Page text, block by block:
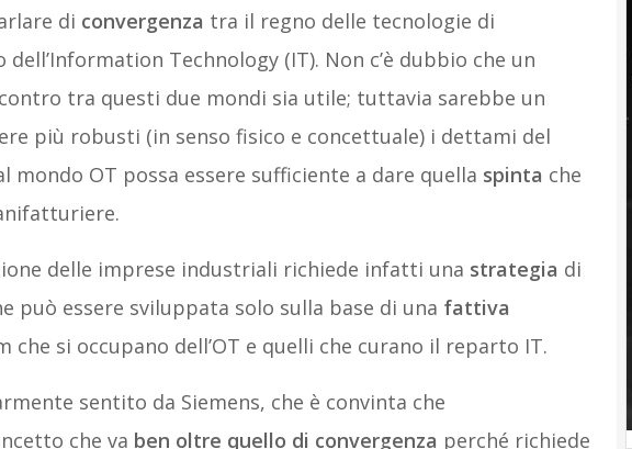
di convergenza tra il regno delle tecnologie di
Technology (IT). Non c’è dubbio che un
tra questi due mondi sia utile; tuttavia sarebbe un
più robusti (in senso fisico e concettuale) i dettami del
mondo OT possa essere sufficiente a dare quella spinta che
delle imprese industriali richiede infatti una strategia di
può essere sviluppata solo sulla base di una fattiva
che si occupano dell’OT e quelli che curano il reparto IT.
sentito da Siemens, che è convinta che
che va ben oltre quello di convergenza perché richiede